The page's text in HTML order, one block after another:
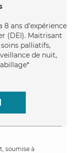
8 ans d'expérience
(DEI). Maitrisant
palliatifs,
de nuit,
soumise à